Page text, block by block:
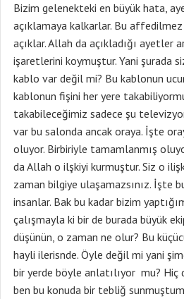
Bizim gelenekteki en büyük hata,
açıklamaya kalkarlar. Bu
açıklar. Allah da açıkladığı ayetler
işaretlerini koymuştur. Yani şurada
kablo var değil mi? Bu kablonun
kablonun fişini her yere
takabileceğimiz sadece şu
var bu salonda ancak oraya. İşte
oluyor. Birbiriyle tamamlanmış
da Allah o ilşkiyi kurmuştur. Siz o
zaman bilgiye ulaşamazsınız. İşte
insanlar. Bak bu kadar bizim
çalışmayla ki bir de burada büyük
düşünün, o zaman ne olur? Bu
hayli ilerisnde. Öyle değil mi yani
bir yerde böyle anlatılıyor mu? Hiç
ben bu konuda bir tebliğ